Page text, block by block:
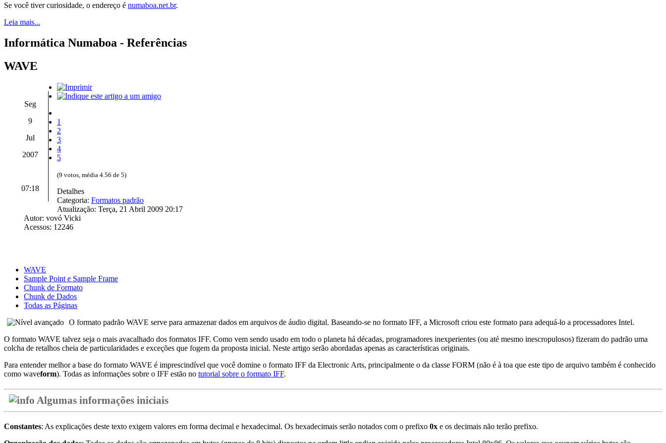
Se você tiver curiosidade, o endereço é numaboa.net.br.
Leia mais...
Informática Numaboa - Referências
WAVE
Seg
9
Jul
2007
07:18
1
2
3
4
5
(9 votos, média 4.56 de 5)
Detalhes
Categoria: Formatos padrão
Atualização: Terça, 21 Abril 2009 20:17
Autor: vovó Vicki
Acessos: 12246
WAVE
Sample Point e Sample Frame
Chunk de Formato
Chunk de Dados
Todas as Páginas
O formato padrão WAVE serve para armazenar dados em arquivos de áudio digital. Baseando-se no formato IFF, a Microsoft criou este formato para adequá-lo a processadores Intel.
O formato WAVE talvez seja o mais avacalhado dos formatos IFF. Como vem sendo usado em todo o planeta há décadas, programadores inexperientes (ou até mesmo inescropulosos) fizeram do padrão uma
colcha de retalhos cheia de particularidades e exceções que fogem da proposta inicial. Neste artigo serão abordadas apenas as características originais.
Para entender melhor a base do formato WAVE é imprescindível que você domine o formato IFF da Electronic Arts, principalmente o da classe FORM (não é à toa que este tipo de arquivo também é conhecido
como waveform). Todas as informações sobre o IFF estão no tutorial sobre o formato IFF.
Algumas informações iniciais
Constantes: As explicações deste texto exigem valores em forma decimal e hexadecimal. Os hexadecimais serão notados com o prefixo 0x e os decimais não terão prefixo.